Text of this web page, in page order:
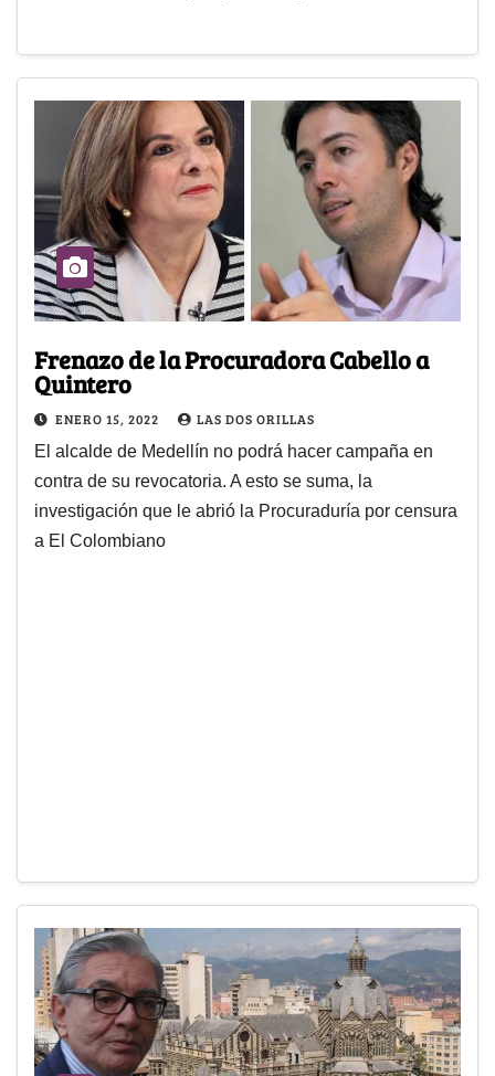
Frenazo de la Procuradora Cabello a
Quintero
ENERO 15, 2022 LAS DOS ORILLAS
El alcalde de Medellín no podrá hacer campaña en
contra de su revocatoria. A esto se suma, la
investigación que le abrió la Procuraduría por censura
a El Colombiano